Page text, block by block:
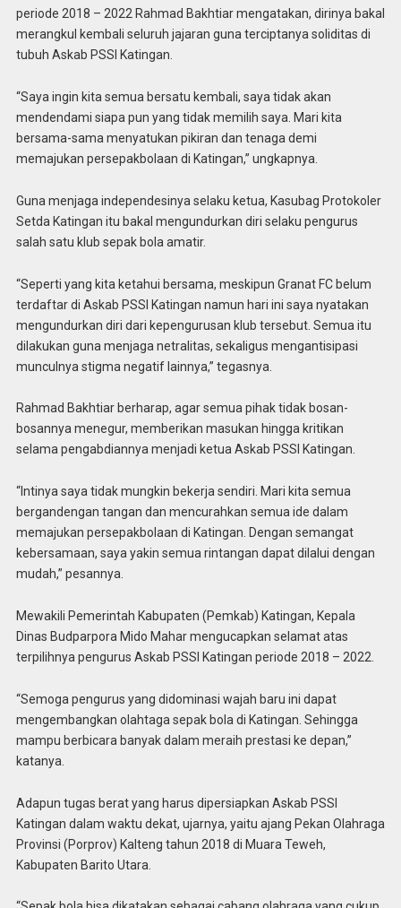
periode 2018 – 2022 Rahmad Bakhtiar mengatakan, dirinya bakal
merangkul kembali seluruh jajaran guna terciptanya soliditas di
tubuh Askab PSSI Katingan.
“Saya ingin kita semua bersatu kembali, saya tidak akan
mendendami siapa pun yang tidak memilih saya. Mari kita
bersama-sama menyatukan pikiran dan tenaga demi
memajukan persepakbolaan di Katingan,” ungkapnya.
Guna menjaga independesinya selaku ketua, Kasubag Protokoler
Setda Katingan itu bakal mengundurkan diri selaku pengurus
salah satu klub sepak bola amatir.
“Seperti yang kita ketahui bersama, meskipun Granat FC belum
terdaftar di Askab PSSI Katingan namun hari ini saya nyatakan
mengundurkan diri dari kepengurusan klub tersebut. Semua itu
dilakukan guna menjaga netralitas, sekaligus mengantisipasi
munculnya stigma negatif lainnya,” tegasnya.
Rahmad Bakhtiar berharap, agar semua pihak tidak bosan-
bosannya menegur, memberikan masukan hingga kritikan
selama pengabdiannya menjadi ketua Askab PSSI Katingan.
“Intinya saya tidak mungkin bekerja sendiri. Mari kita semua
bergandengan tangan dan mencurahkan semua ide dalam
memajukan persepakbolaan di Katingan. Dengan semangat
kebersamaan, saya yakin semua rintangan dapat dilalui dengan
mudah,” pesannya.
Mewakili Pemerintah Kabupaten (Pemkab) Katingan, Kepala
Dinas Budparpora Mido Mahar mengucapkan selamat atas
terpilihnya pengurus Askab PSSI Katingan periode 2018 – 2022.
“Semoga pengurus yang didominasi wajah baru ini dapat
mengembangkan olahtaga sepak bola di Katingan. Sehingga
mampu berbicara banyak dalam meraih prestasi ke depan,”
katanya.
Adapun tugas berat yang harus dipersiapkan Askab PSSI
Katingan dalam waktu dekat, ujarnya, yaitu ajang Pekan Olahraga
Provinsi (Porprov) Kalteng tahun 2018 di Muara Teweh,
Kabupaten Barito Utara.